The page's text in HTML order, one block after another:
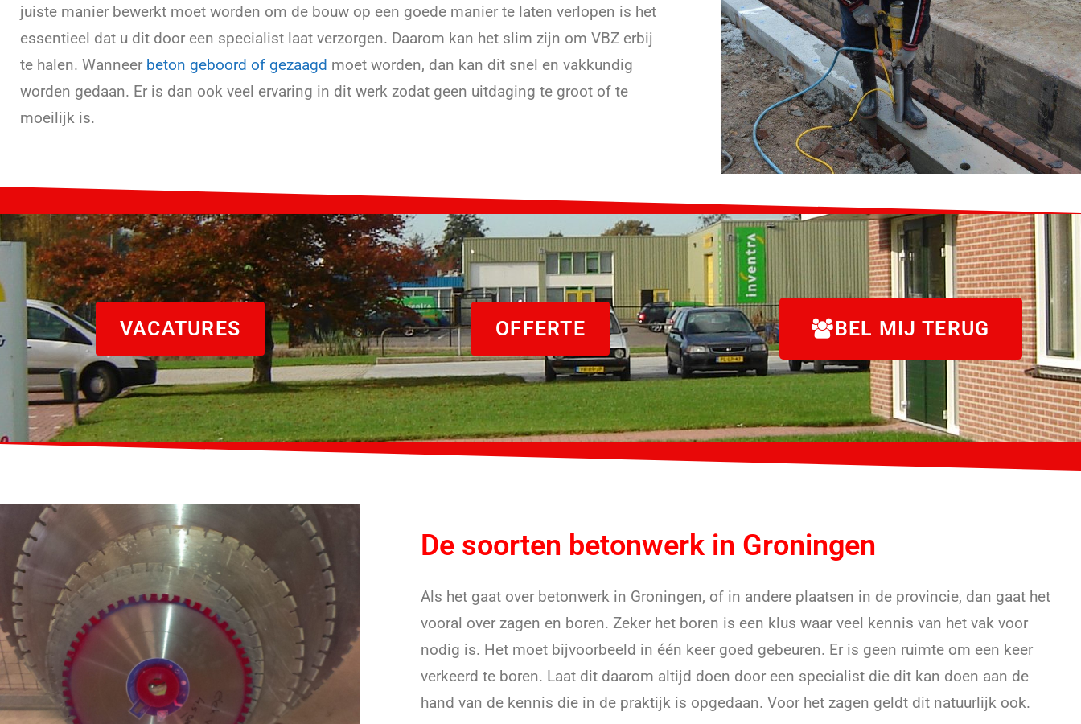
juiste manier bewerkt moet worden om de bouw op een goede manier te laten verlopen is het
essentieel dat u dit door een specialist laat verzorgen. Daarom kan het slim zijn om VBZ erbij
te halen. Wanneer beton geboord of gezaagd moet worden, dan kan dit snel en vakkundig
worden gedaan. Er is dan ook veel ervaring in dit werk zodat geen uitdaging te groot of te
moeilijk is.
VACATURES OFFERTE BEL MIJ TERUG
De soorten betonwerk in Groningen
Als het gaat over betonwerk in Groningen, of in andere plaatsen in de provincie, dan gaat het
vooral over zagen en boren. Zeker het boren is een klus waar veel kennis van het vak voor
nodig is. Het moet bijvoorbeeld in één keer goed gebeuren. Er is geen ruimte om een keer
verkeerd te boren. Laat dit daarom altijd doen door een specialist die dit kan doen aan de
hand van de kennis die in de praktijk is opgedaan. Voor het zagen geldt dit natuurlijk ook.